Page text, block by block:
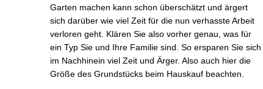
Garten machen kann schon überschätzt und ärgert
sich darüber wie viel Zeit für die nun verhasste Arbeit
verloren geht. Klären Sie also vorher genau, was für
ein Typ Sie und Ihre Familie sind. So ersparen Sie sich
im Nachhinein viel Zeit und Ärger. Also auch hier die
Größe des Grundstücks beim Hauskauf beachten.